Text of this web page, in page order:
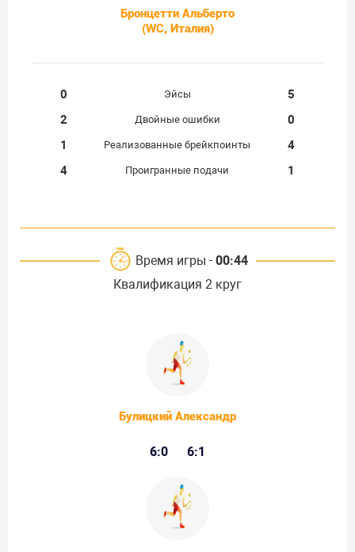
Бронцетти Альберто
(WC, Италия)
0 Эйсы
5
2
Двойные ошибки
0
1
Реализованные брейкпоинты
4
4
Проигранные подачи 1
Время игры - 00:44
Квалификация 2 круг
Булицкий Александр
6:0 6:1